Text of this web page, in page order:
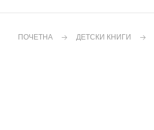
ПОЧЕТНА ДЕТСКИ КНИГИ